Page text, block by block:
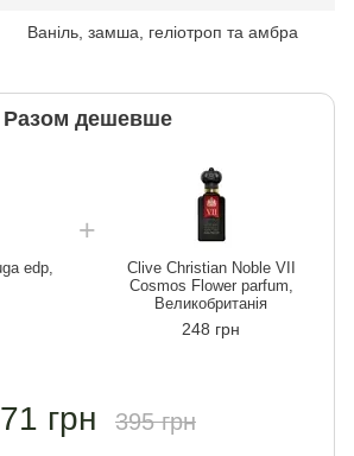
Ваніль, замша, геліотроп та амбра
Разом дешевше
edp,
Clive Christian Noble VII
Cosmos Flower parfum,
Великобританія
248 грн
грн 395 грн